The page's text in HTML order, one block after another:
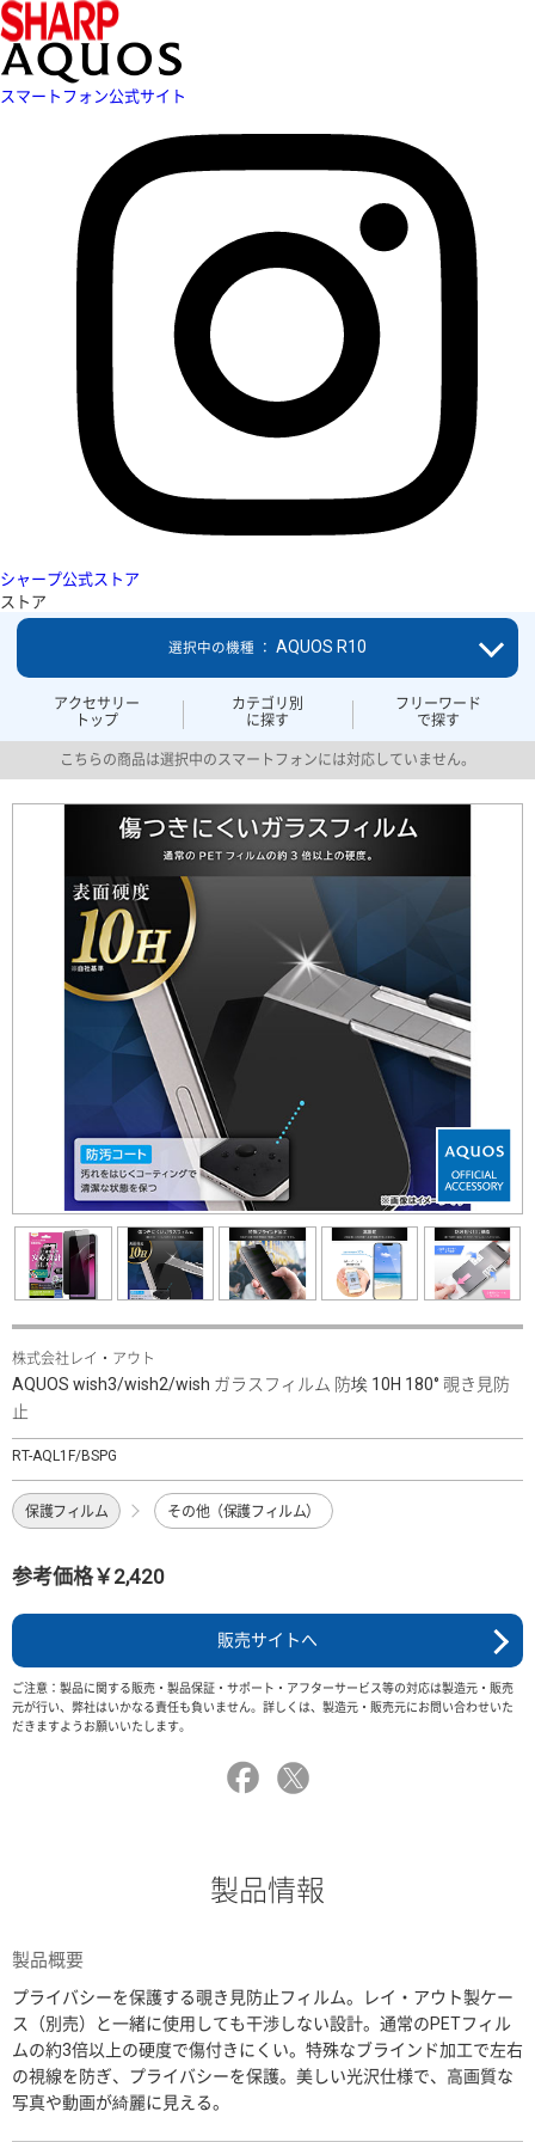
スマートフォン公式サイト
シャープ公式ストア
ストア
アクセサリー
トップ
カテゴリ別
に探す
フリーワード
で探す
選択中の機種 ： AQUOS R10
こちらの商品は選択中のスマートフォンには対応していません。
株式会社レイ・アウト
AQUOS wish3/wish2/wish ガラスフィルム 防埃 10H 180° 覗き見防
止
RT-AQL1F/BSPG
保護フィルム その他（保護フィルム）
参考価格￥2,420
販売サイトへ
ご注意：製品に関する販売・製品保証・サポート・アフターサービス等の対応は製造元・販売
元が行い、弊社はいかなる責任も負いません。詳しくは、製造元・販売元にお問い合わせいた
だきますようお願いいたします。
製品情報
製品概要
プライバシーを保護する覗き見防止フィルム。レイ・アウト製ケー
ス（別売）と一緒に使用しても干渉しない設計。通常のPETフィル
ムの約3倍以上の硬度で傷付きにくい。特殊なブラインド加工で左右
の視線を防ぎ、プライバシーを保護。美しい光沢仕様で、高画質な
写真や動画が綺麗に見える。